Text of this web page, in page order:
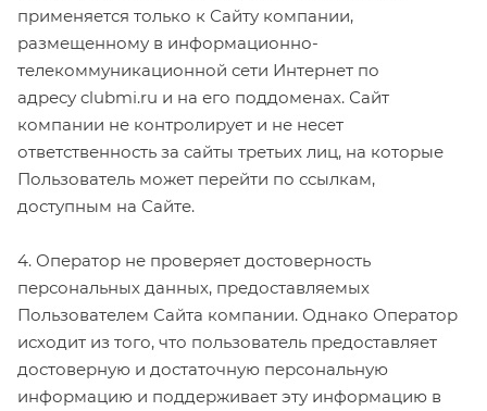
применяется только к Сайту компании,
размещенному в информационно-
телекоммуникационной сети Интернет по
адресу clubmi.ru и на его поддоменах. Сайт
компании не контролирует и не несет
ответственность за сайты третьих лиц, на которые
Пользователь может перейти по ссылкам,
доступным на Сайте.
4. Оператор не проверяет достоверность
персональных данных, предоставляемых
Пользователем Сайта компании. Однако Оператор
исходит из того, что пользователь предоставляет
достоверную и достаточную персональную
информацию и поддерживает эту информацию в